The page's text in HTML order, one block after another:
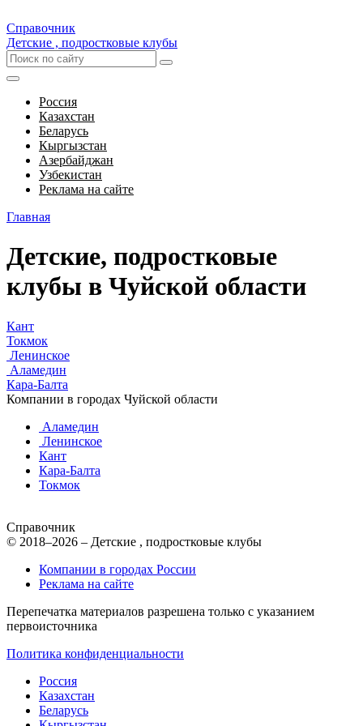
Справочник
Детские , подростковые клубы
Россия
Казахстан
Беларусь
Кыргызстан
Азербайджан
Узбекистан
Реклама на сайте
Главная
Детские, подростковые
клубы в Чуйской области
Кант
Токмок
Ленинское
Аламедин
Кара-Балта
Компании в городах Чуйской области
Аламедин
Ленинское
Кант
Кара-Балта
Токмок
Справочник
© 2018–2026 – Детские , подростковые клубы
Компании в городах России
Реклама на сайте
Перепечатка материалов разрешена только с указанием
первоисточника
Политика конфиденциальности
Россия
Казахстан
Беларусь